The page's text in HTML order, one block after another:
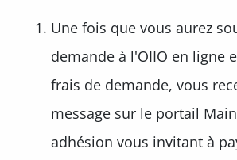
Une fois que vous aurez
demande à l'OIIO en ligne
frais de demande, vous
message sur le portail
adhésion vous invitant à